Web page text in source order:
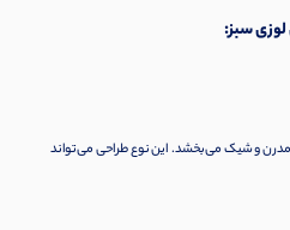
سبز:
مدرن و شیک می‌بخشد. این نوع طراحی می‌تواند